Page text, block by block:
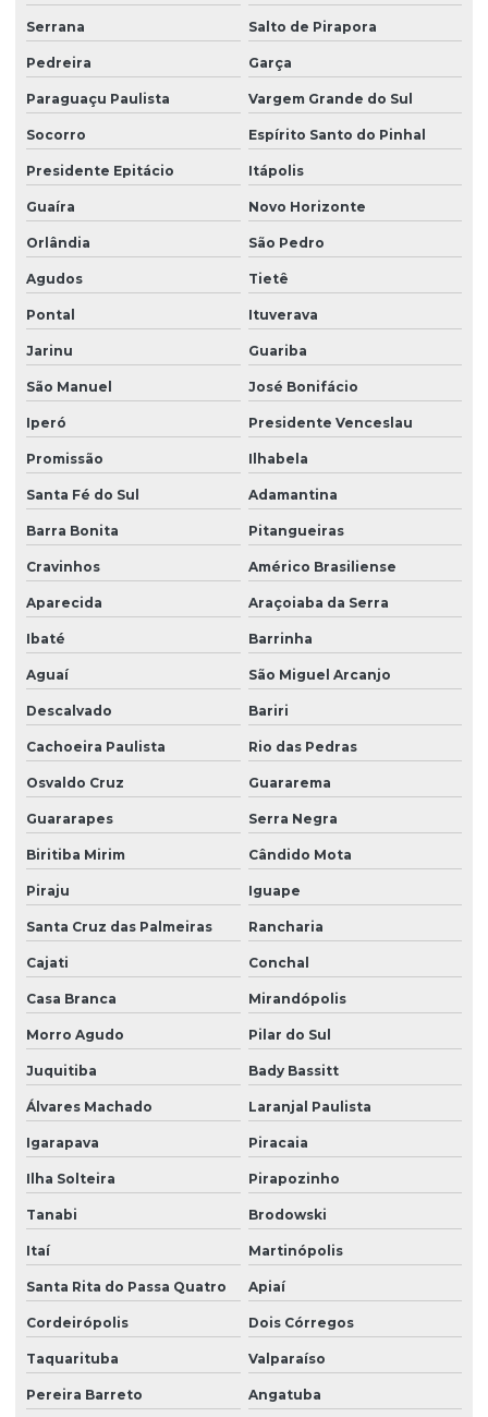
Limpeza de vidro predial
Limpeza de vidros em altura
Limpeza de vidros em altura valor
Limpeza de vidros empresa
Limpeza de vidros externos
Limpeza de vidros e fachadas
Limpeza de vidros preço
Manutenção elétrica predial
Manutenção predial facilities
Melhores empresas de portaria virtual
Orçamento de limpeza de fachada
Orçamento de limpeza de vidros
Patrimonial zeladoria
Portaria de condomínio automatizada
Portaria eletrônica
Portaria eletrônica condomínio
Portaria remota preço
Portaria e zeladoria
Portaria e zeladoria terceirizadas
Poste de câmeras
Prestação de serviço zeladoria
Recepção com controle de acesso
Recepção e portaria
Recepção e segurança em portarias
Recepção terceirização
Serviço de câmeras 24 horas
Serviço de facilities
Serviço de limpeza para empresas
Serviço de limpeza com equipamentos profissionais
Serviço de limpeza pós obra
Serrana Salto de Pirapora
Pedreira Garça
Paraguaçu Paulista Vargem Grande do Sul
Socorro Espírito Santo do Pinhal
Presidente Epitácio Itápolis
Guaíra Novo Horizonte
Orlândia São Pedro
Agudos Tietê
Pontal Ituverava
Jarinu Guariba
São Manuel José Bonifácio
Iperó Presidente Venceslau
Promissão Ilhabela
Santa Fé do Sul Adamantina
Barra Bonita Pitangueiras
Cravinhos Américo Brasiliense
Aparecida Araçoiaba da Serra
Ibaté Barrinha
Aguaí São Miguel Arcanjo
Descalvado Bariri
Cachoeira Paulista Rio das Pedras
Osvaldo Cruz Guararema
Guararapes Serra Negra
Biritiba Mirim Cândido Mota
Piraju Iguape
Santa Cruz das Palmeiras Rancharia
Cajati Conchal
Casa Branca Mirandópolis
Morro Agudo Pilar do Sul
Juquitiba Bady Bassitt
Álvares Machado Laranjal Paulista
Igarapava Piracaia
Ilha Solteira Pirapozinho
Tanabi Brodowski
Itaí Martinópolis
Santa Rita do Passa Quatro Apiaí
Cordeirópolis Dois Córregos
Taquarituba Valparaíso
Pereira Barreto Angatuba